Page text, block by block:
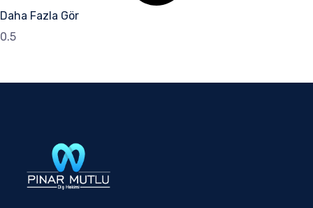
Daha Fazla Gör